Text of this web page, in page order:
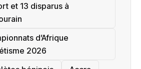
et 13 disparus à
d’Afrique
2026